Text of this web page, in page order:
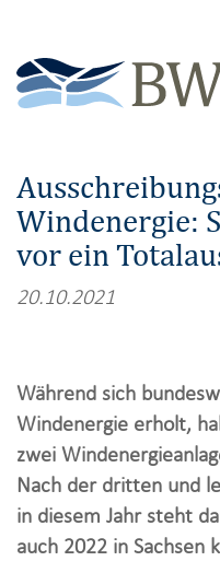
Windenergie:
vor ein
20.10.2021
Während sich
Windenergie erholt,
zwei
Nach der dritten und
in diesem Jahr steht
auch 2022 in Sachsen